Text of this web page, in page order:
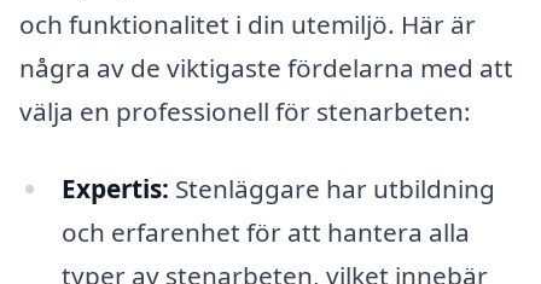
och funktionalitet i din utemiljö. Här är
några av de viktigaste fördelarna med att
välja en professionell för stenarbeten:
Expertis: Stenläggare har utbildning
och erfarenhet för att hantera alla
typer av stenarbeten, vilket innebär